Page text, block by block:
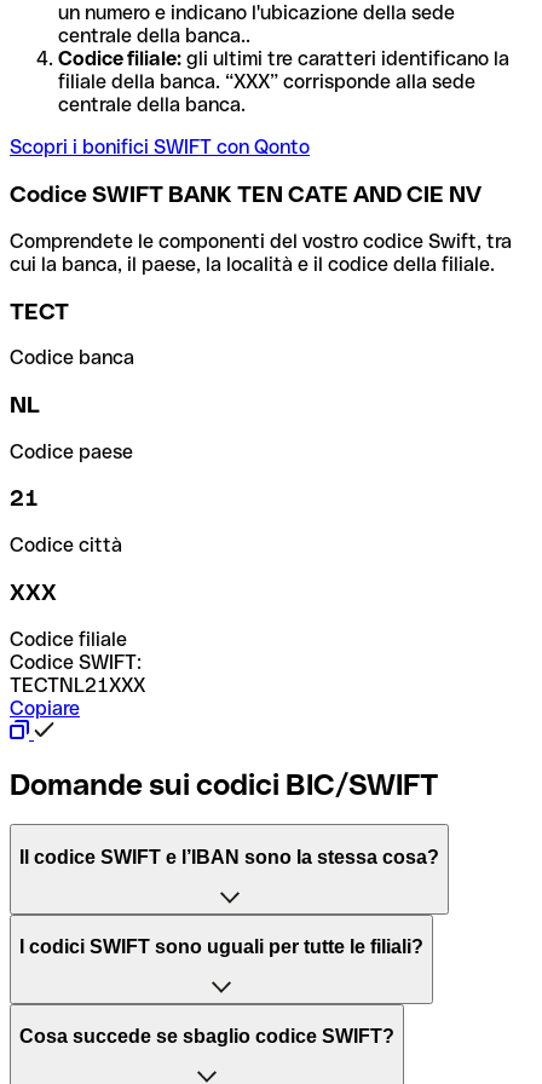
un numero e indicano l'ubicazione della sede
centrale della banca..
Codice filiale: gli ultimi tre caratteri identificano la
filiale della banca. “XXX” corrisponde alla sede
centrale della banca.
Scopri i bonifici SWIFT con Qonto
Codice SWIFT BANK TEN CATE AND CIE NV
Comprendete le componenti del vostro codice Swift, tra
cui la banca, il paese, la località e il codice della filiale.
TECT
Codice banca
NL
Codice paese
21
Codice città
XXX
Codice filiale
Codice SWIFT:
TECTNL21XXX
Copiare
Domande sui codici BIC/SWIFT
Il codice SWIFT e l’IBAN sono la stessa cosa?
L'acronimo SWIFT sta per “Society for Worldwide
per l’elaborazione dei pagamenti tra diversi Paesi.
Il BIC, invece, sta per “Bank Identifier Code” ed è una
I codici SWIFT sono uguali per tutte le filiali?
Dipende dalle banche. In alcuni casi le banche utilizzano
Cosa succede se sbaglio codice SWIFT?